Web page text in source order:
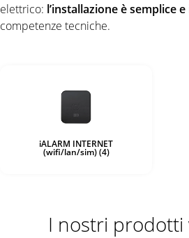
elettrico: l’installazione è semplice
competenze tecniche.
iALARM INTERNET
(wifi/lan/sim)(4)
I nostri prodotti